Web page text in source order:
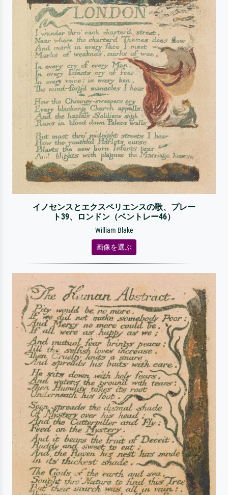
イノセンスとエクスペリエンスの歌、プレー
ト39、ロンドン（ベントレー46）
William Blake
画像を選ぶ